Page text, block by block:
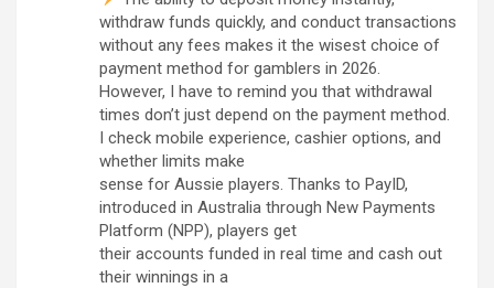
withdraw funds quickly, and conduct transactions
without any fees makes it the wisest choice of
payment method for gamblers in 2026.
However, I have to remind you that withdrawal
times don’t just depend on the payment method.
I check mobile experience, cashier options, and
whether limits make
sense for Aussie players. Thanks to PayID,
introduced in Australia through New Payments
Platform (NPP), players get
their accounts funded in real time and cash out
their winnings in a